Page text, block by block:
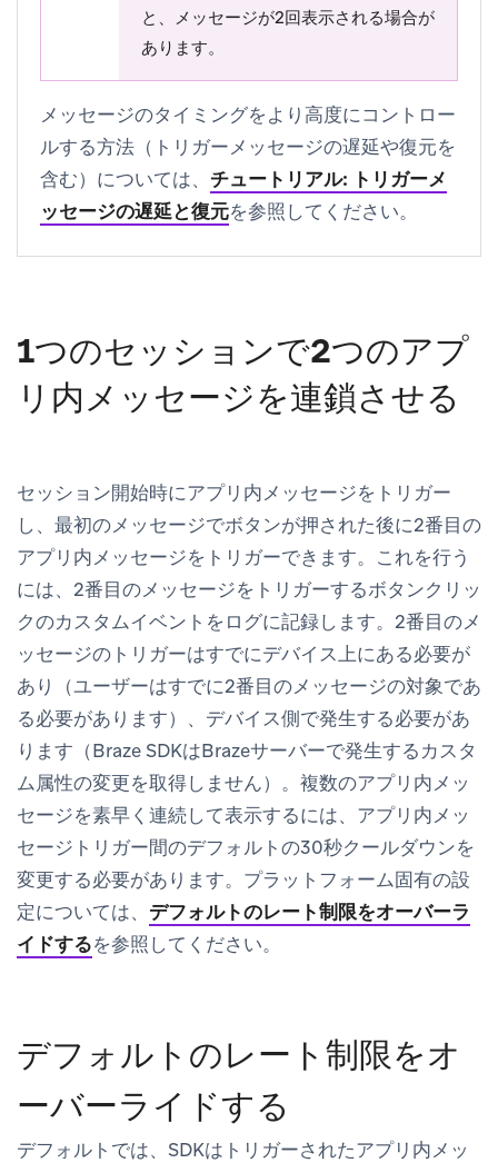
と、メッセージが2回表示される場合が
あります。
メッセージのタイミングをより高度にコントロー
ルする方法（トリガーメッセージの遅延や復元を
含む）については、 チュートリアル: トリガーメ
ッセージの遅延と復元を参照してください。
1つのセッションで2つのアプ
リ内メッセージを連鎖させる
セッション開始時にアプリ内メッセージをトリガー
し、最初のメッセージでボタンが押された後に2番目の
アプリ内メッセージをトリガーできます。これを行う
には、2番目のメッセージをトリガーするボタンクリッ
クのカスタムイベントをログに記録します。2番目のメ
ッセージのトリガーはすでにデバイス上にある必要が
あり（ユーザーはすでに2番目のメッセージの対象であ
る必要があります）、デバイス側で発生する必要があ
ります（Braze SDKはBrazeサーバーで発生するカスタ
ム属性の変更を取得しません）。複数のアプリ内メッ
セージを素早く連続して表示するには、アプリ内メッ
セージトリガー間のデフォルトの30秒クールダウンを
変更する必要があります。プラットフォーム固有の設
定については、 デフォルトのレート制限をオーバーラ
イドするを参照してください。
デフォルトのレート制限をオ
ーバーライドする
デフォルトでは、SDKはトリガーされたアプリ内メッ